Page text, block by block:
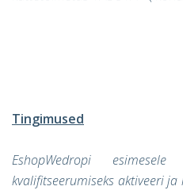
Tingimused
EshopWedropi esimesele
kvalifitseerumiseks aktiveeri